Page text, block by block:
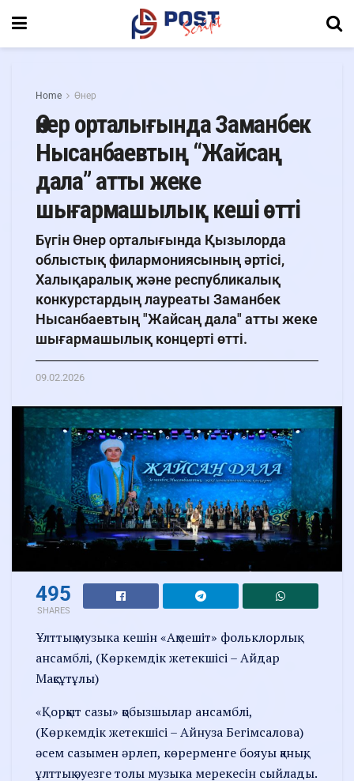
Home Өнер
Өнер орталығында Заманбек
Нысанбаевтың “Жайсаң
дала” атты жеке
шығармашылық кеші өтті
Бүгін Өнер орталығында Қызылорда
облыстық филармониясының әртісі,
Халықаралық және республикалық
конкурстардың лауреаты Заманбек
Нысанбаевтың "Жайсаң дала" атты жеке
шығармашылық концерті өтті.
09.02.2026
495
SHARES
Ұлттық музыка кешін️ «Ақмешіт» фольклорлық
ансамблі, (Көркемдік жетекшісі – Айдар
Мақсұтұлы)
«Қорқыт сазы» қобызшылар ансамблі,
(Көркемдік жетекшісі – Айнуза Бегімсалова)
әсем сазымен әрлеп, көрерменге бояуы қанық,
ұлттық әуезге толы музыка мерекесін сыйлады.